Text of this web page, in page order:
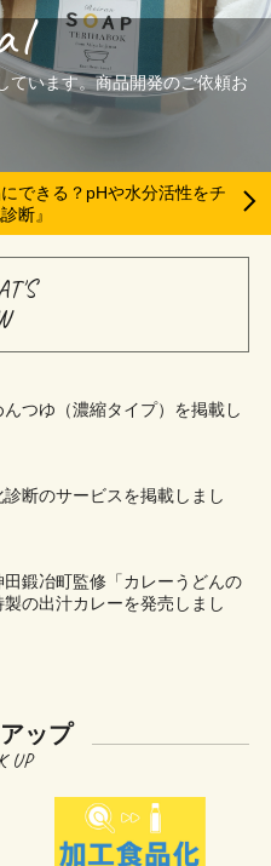
トショップです！
ています。商品開発のご依頼お
できる？pHや水分活性をチ
断』
つゆ（濃縮タイプ）を掲載し
断のサービスを掲載しまし
田鍛冶町監修「カレーうどんの
の出汁カレーを発売しまし
ップ